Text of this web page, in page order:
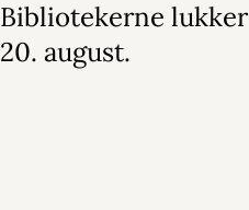
Bibliotekerne
20. august.